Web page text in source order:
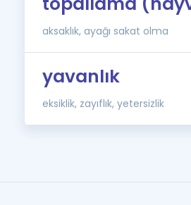
aksaklık, ayağı sakat olma
yavanlık
eksiklik, zayıflık, yetersizlik